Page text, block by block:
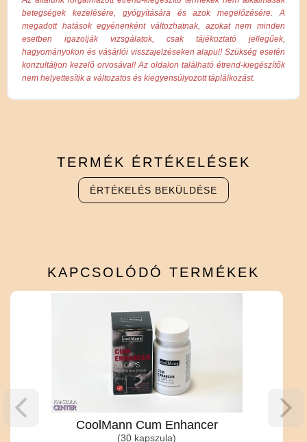
betegségek kezelésére, gyógyítására és azok megelőzésére. A
megadott hatások egyénenként változhatnak, azokat nem minden
esetben igazolják vizsgálatok, csak tájékoztató jellegűek,
hagyományokon és vásárlói visszajelzéseken alapul! Szükség esetén
konzultáljon kezelő orvosával! Az oldalon található étrend-kiegészítők
nem helyettesítik a változatos és kiegyensúlyozott táplálkozást.
TERMÉK ÉRTÉKELÉSEK
ÉRTÉKELÉS BEKÜLDÉSE
KAPCSOLÓDÓ TERMÉKEK
Cum Enhancer